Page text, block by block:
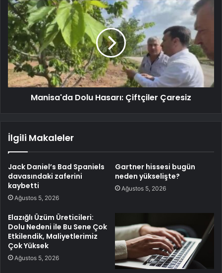
Manisa'da Dolu Hasarı: Çiftçiler Çaresiz
İlgili Makaleler
Jack Daniel’s Bad Spaniels
davasındaki zaferini
kaybetti
Ağustos 5, 2026
Gartner hissesi bugün
neden yükselişte?
Ağustos 5, 2026
Elazığlı Üzüm Üreticileri:
Dolu Nedeni ile Bu Sene Çok
Etkilendik, Maliyetlerimiz
Çok Yüksek
Ağustos 5, 2026